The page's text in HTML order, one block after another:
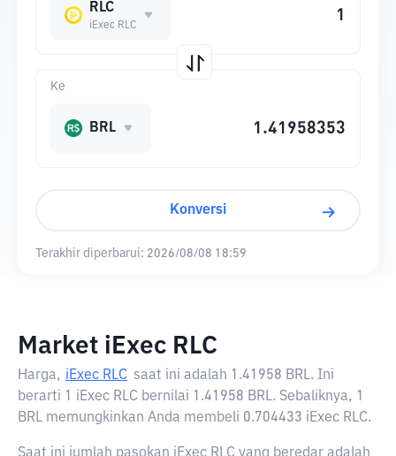
RLC
iExec RLC
Ke
BRL
Konversi
Terakhir diperbarui: 2026/08/08 18:59
Market iExec RLC
Harga, iExec RLC saat ini adalah 1.41958 BRL. Ini
berarti 1 iExec RLC bernilai 1.41958 BRL. Sebaliknya, 1
BRL memungkinkan Anda membeli 0.704433 iExec RLC.